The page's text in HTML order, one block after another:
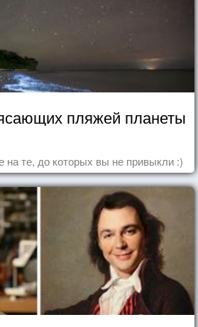
пляжей планеты
на те, до которых вы не привыкли :)